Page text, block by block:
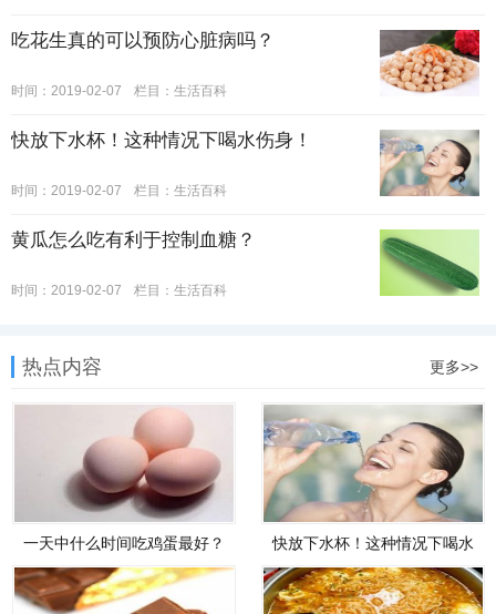
吃花生真的可以预防心脏病吗？
时间：2019-02-07 栏目： 生活百科
快放下水杯！这种情况下喝水伤身！
时间：2019-02-07 栏目： 生活百科
黄瓜怎么吃有利于控制血糖？
时间：2019-02-07 栏目： 生活百科
热点内容 更多>>
一天中什么时间吃鸡蛋最好？
快放下水杯！这种情况下喝水